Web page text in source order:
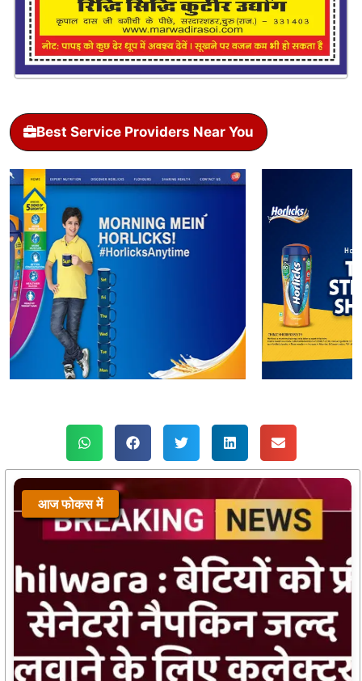
Best Service Providers Near You
आज फोकस में